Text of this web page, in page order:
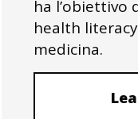
ha l’obiettivo
health
medicina.